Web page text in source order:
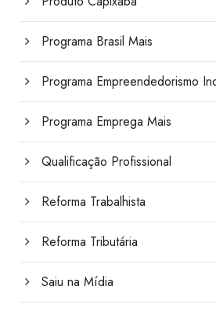
Programa Brasil Mais
Programa Empreendedorismo
Programa Emprega Mais
Qualificação Profissional
Reforma Trabalhista
Reforma Tributária
Saiu na Mídia